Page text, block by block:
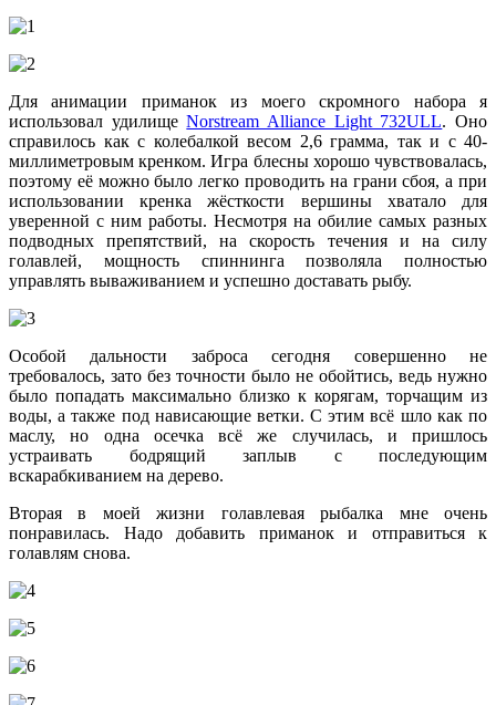
Для анимации приманок из моего скромного набора я
использовал удилищеNorstream Alliance Light 732ULL. Оно
справилось как с колебалкой весом 2,6 грамма, так и с 40-
миллиметровым кренком. Игра блесны хорошо чувствовалась,
поэтому её можно было легко проводить на грани сбоя, а при
использовании кренка жёсткости вершины хватало для
уверенной с ним работы. Несмотря на обилие самых разных
подводных препятствий, на скорость течения и на силу
голавлей, мощность спиннинга позволяла полностью
управлять вываживанием и успешно доставать рыбу.
Особой дальности заброса сегодня совершенно не
требовалось, зато без точности было не обойтись, ведь нужно
было попадать максимально близко к корягам, торчащим из
воды, а также под нависающие ветки. С этим всё шло как по
маслу, но одна осечка всё же случилась, и пришлось
устраивать бодрящий заплыв с последующим
вскарабкиванием на дерево.
Вторая в моей жизни голавлевая рыбалка мне очень
понравилась. Надо добавить приманок и отправиться к
голавлям снова.